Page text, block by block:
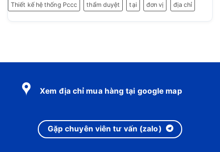
Thiết kế hệ thống Pccc thẩm duyệt tại đơn vị địa chỉ
Xem địa chỉ mua hàng tại google map
Gặp chuyên viên tư vấn (zalo)